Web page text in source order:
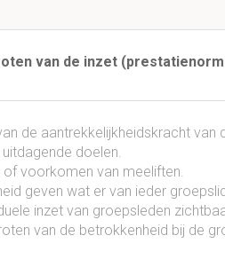
van de inzet
de aantrekkelijkheidskracht van
doelen.
of voorkomen van meeliften.
geven wat er van ieder
inzet van groepsleden
van de betrokkenheid bij de